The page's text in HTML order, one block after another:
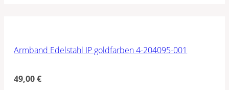
Armband Edelstahl IP goldfarben 4-204095-001
49,00€